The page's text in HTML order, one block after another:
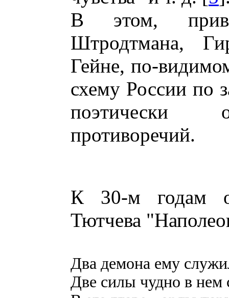
В этом,
Штродтмана,
Гейне, по-
схему России по
поэтически
противоречий.
К 30-м годам
Тютчева
Два демона ему
Две силы чудно в нем